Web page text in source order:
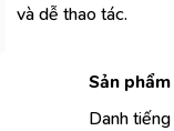
và dễ thao tác.
Sản
Danh